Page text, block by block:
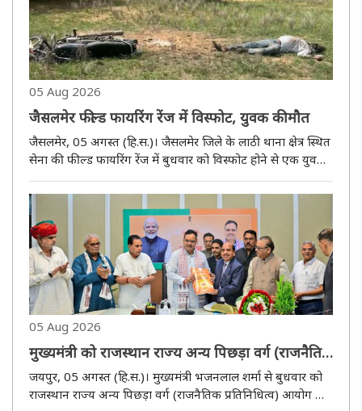
05 Aug 2026
जैसलमेर फील्ड फायरिंग रेंज में विस्फोट, युवक की मौत
जैसलमेर, 05 अगस्त (हि.स.)। जैसलमेर जिले के लाठी थाना क्षेत्र स्थित
सेना की फील्ड फायरिंग रेंज में बुधवार को विस्फोट होने से एक युवक
अभ्यास के बाद बचे किसी विस्फोटक अवशेष से यह हादसा हुआ। प..
05 Aug 2026
मुख्यमंत्री को राजस्थान राज्य अन्य पिछड़ा वर्ग (राजनैतिक
प्रतिनिधित्व) आयोग ने सौंपा प्रतिवेदन
जयपुर, 05 अगस्त (हि.स.)। मुख्यमंत्री भजनलाल शर्मा से बुधवार को
राजस्थान राज्य अन्य पिछड़ा वर्ग (राजनैतिक प्रतिनिधित्व) आयोग के